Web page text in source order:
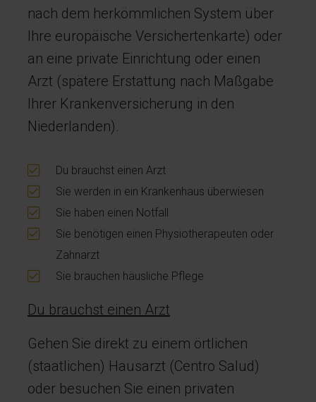
nach dem herkömmlichen System über
Ihre europäische Versichertenkarte) oder
an eine private Einrichtung oder einen
Arzt (spätere Erstattung nach Maßgabe
Ihrer Krankenversicherung in den
Niederlanden).
Du brauchst einen Arzt
Sie werden in ein Krankenhaus überwiesen
Sie haben einen Notfall
Sie benötigen einen Physiotherapeuten oder
Zahnarzt
Sie brauchen häusliche Pflege
Du brauchst einen Arzt
Gehen Sie direkt zu einem örtlichen
(staatlichen) Hausarzt (Centro Salud)
oder besuchen Sie einen privaten